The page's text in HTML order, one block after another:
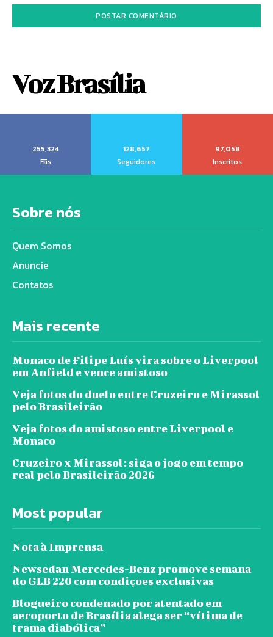
Voz Brasília
255,324
Fãs
128,657
Seguidores
97,058
Inscritos
Sobre nós
Quem Somos
Anuncie
Contatos
Mais recente
Monaco de Filipe Luís vira sobre o Liverpool
em Anfield e vence amistoso
Veja fotos do duelo entre Cruzeiro e Mirassol
pelo Brasileirão
Veja fotos do amistoso entre Liverpool e
Monaco
Cruzeiro x Mirassol: siga o jogo em tempo
real pelo Brasileirão 2026
Most popular
Nota à Imprensa
Newsedan Mercedes-Benz promove semana
do GLB 220 com condições exclusivas
Blogueiro condenado por atentado em
aeroporto de Brasília alega ser “vítima de
trama diabólica”